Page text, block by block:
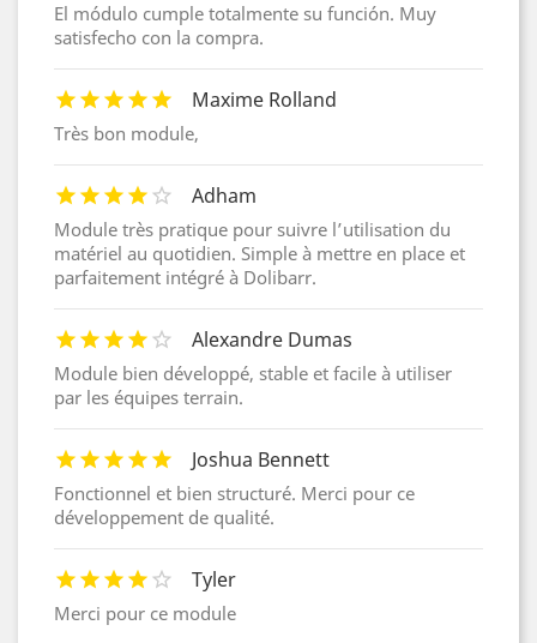
El módulo cumple totalmente su función. Muy
satisfecho con la compra.
Maxime Rolland
Très bon module,
Adham
Module très pratique pour suivre l’utilisation du
matériel au quotidien. Simple à mettre en place et
parfaitement intégré à Dolibarr.
Alexandre Dumas
Module bien développé, stable et facile à utiliser
par les équipes terrain.
Joshua Bennett
Fonctionnel et bien structuré. Merci pour ce
développement de qualité.
Tyler
Merci pour ce module